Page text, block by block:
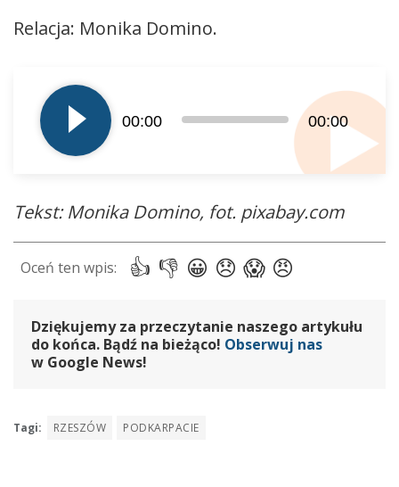
Relacja: Monika Domino.
plików
dźwiękowych
00:00 00:00
Tekst: Monika Domino, fot. pixabay.com
Dziękujemy za przeczytanie naszego artykułu
do końca. Bądź na bieżąco! Obserwuj nas
w Google News!
Tagi: RZESZÓW PODKARPACIE